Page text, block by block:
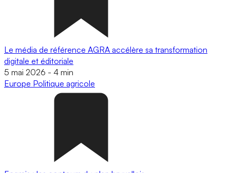
Le média de référence AGRA accélère sa transformation
digitale et éditoriale
5 mai 2026 - 4 min
Europe Politique agricole